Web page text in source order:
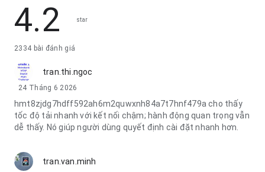
4.2 star
2334 bài đánh giá
tran.thi.ngoc
24 Tháng 6 2026
hmt8zjdg7hdff592ah6m2quwxnh84a7t7hnf479a cho thấy
tốc độ tải nhanh với kết nối chậm; hành động quan trọng vẫn
dễ thấy. Nó giúp người dùng quyết định cài đặt nhanh hơn.
tran.van.minh